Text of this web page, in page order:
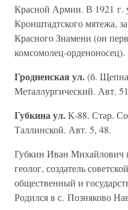
Красной Армии. В 1921 г.
Кронштадтского мятежа,
Красного Знамени (он
комсомолец-орденоносец).
Гродненская ул.(б.
Металлургический. Авт.
Губкина ул.К-88. Стар.
Таллинской. Авт. 5, 48.
Губкин Иван
геолог, создатель
общественный и
Родился в с. Позняково